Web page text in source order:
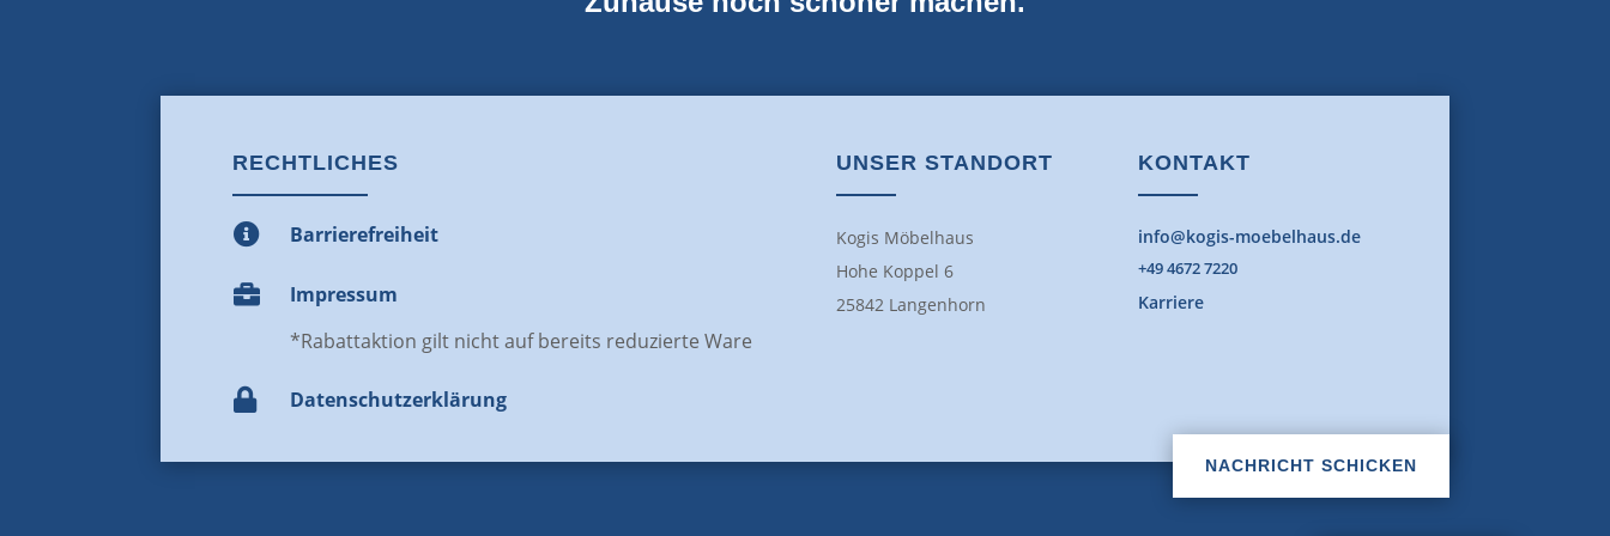
RECHTLICHES
 Barrierefreiheit

Impressum
*Rabattaktion gilt nicht auf bereits reduzierte Ware
 Datenschutz­erklärung
UNSER STANDORT
Kogis Möbelhaus
Hohe Koppel 6
25842 Langenhorn
KONTAKT
info@kogis-moebelhaus.de
+49 4672 7220
Karriere
NACHRICHT SCHICKEN